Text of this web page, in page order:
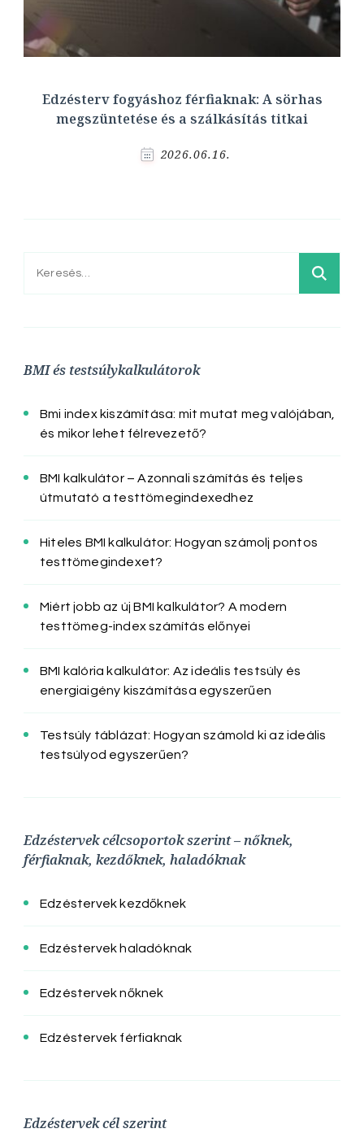
Edzésterv fogyáshoz férfiaknak: A sörhas
megszüntetése és a szálkásítás titkai
2026.06.16.
Keresés:
BMI és testsúlykalkulátorok
Bmi index kiszámítása: mit mutat meg valójában,
és mikor lehet félrevezető?
BMI kalkulátor – Azonnali számítás és teljes
útmutató a testtömegindexedhez
Hiteles BMI kalkulátor: Hogyan számolj pontos
testtömegindexet?
Miért jobb az új BMI kalkulátor? A modern
testtömeg-index számítás előnyei
BMI kalória kalkulátor: Az ideális testsúly és
energiaigény kiszámítása egyszerűen
Testsúly táblázat: Hogyan számold ki az ideális
testsúlyod egyszerűen?
Edzéstervek célcsoportok szerint – nőknek,
férfiaknak, kezdőknek, haladóknak
Edzéstervek kezdőknek
Edzéstervek haladóknak
Edzéstervek nőknek
Edzéstervek férfiaknak
Edzéstervek cél szerint